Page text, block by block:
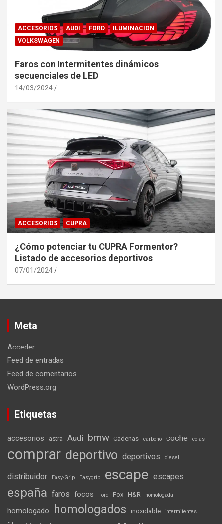
ACCESORIOS AUDI FORD
ILUMINACION
VOLKSWAGEN
Faros con Intermitentes dinámicos
secuenciales de LED
14/03/2024
ACCESORIOS CUPRA
¿Cómo potenciar tu CUPRA Formentor?
Listado de accesorios deportivos
07/01/2024
Meta
Acceder
Feed de entradas
Feed de comentarios
WordPress.org
Etiquetas
accesorios astra Audi bmw Cadenas carbono coche colas
comprar deportivo deportivos diesel
distribuidor Easy-Grip Easygrip escape escapes
españa faros focos Ford Fox H&R homologada
homologado homologados inoxidable intermitentes